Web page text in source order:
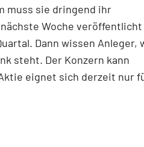
muss sie dringend ihr
Woche veröffentlicht
Dann wissen Anleger,
steht. Der Konzern kann
eignet sich derzeit nur